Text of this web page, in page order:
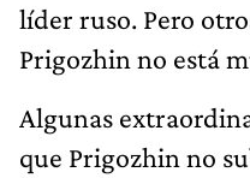
líder ruso. Pero
Prigozhin no está
Algunas
que Prigozhin no